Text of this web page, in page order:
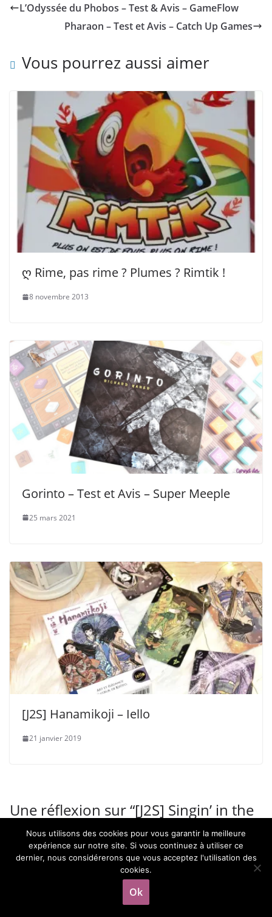
L’Odyssée du Phobos – Test & Avis – GameFlow
Pharaon – Test et Avis – Catch Up Games
Vous pourrez aussi aimer
ღ Rime, pas rime ? Plumes ? Rimtik !
8 novembre 2013
Gorinto – Test et Avis – Super Meeple
25 mars 2021
[J2S] Hanamikoji – Iello
21 janvier 2019
Une réflexion sur “[J2S] Singin’ in the
Game – Fée Mumuz”
Anne Cresteaux
5 décembre 2019 à 14:41
Nous utilisons des cookies pour vous garantir la meilleure
expérience sur notre site. Si vous continuez à utiliser ce
dernier, nous considérerons que vous acceptez l'utilisation des
cookies.
Ok